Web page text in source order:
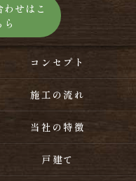
せはこ
ら
コンセプト
施工の流れ
当社の特徴
戸建て